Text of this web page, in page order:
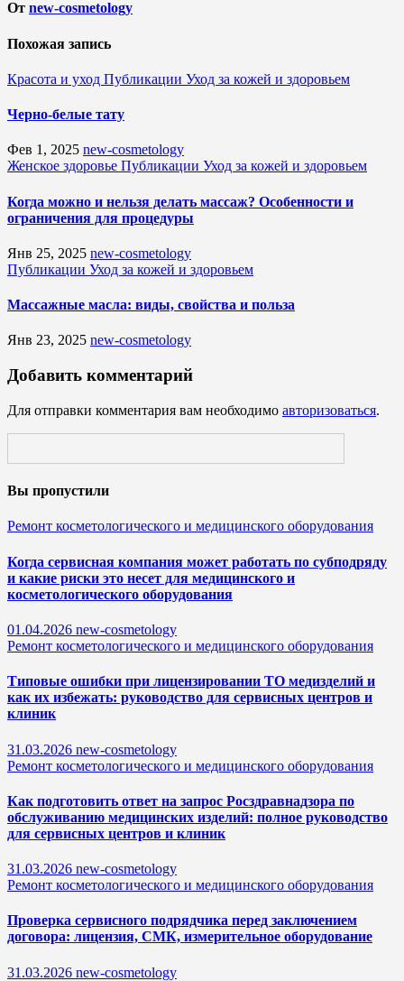
От new-cosmetology
Похожая запись
Красота и уход Публикации Уход за кожей и здоровьем
Черно-белые тату
Фев 1, 2025 new-cosmetology
Женское здоровье Публикации Уход за кожей и здоровьем
Когда можно и нельзя делать массаж? Особенности и
ограничения для процедуры
Янв 25, 2025 new-cosmetology
Публикации Уход за кожей и здоровьем
Массажные масла: виды, свойства и польза
Янв 23, 2025 new-cosmetology
Добавить комментарий
Для отправки комментария вам необходимо авторизоваться.
Вы пропустили
Ремонт косметологического и медицинского оборудования
Когда сервисная компания может работать по субподряду
и какие риски это несет для медицинского и
косметологического оборудования
01.04.2026 new-cosmetology
Ремонт косметологического и медицинского оборудования
Типовые ошибки при лицензировании ТО медизделий и
как их избежать: руководство для сервисных центров и
клиник
31.03.2026 new-cosmetology
Ремонт косметологического и медицинского оборудования
Как подготовить ответ на запрос Росздравнадзора по
обслуживанию медицинских изделий: полное руководство
для сервисных центров и клиник
31.03.2026 new-cosmetology
Ремонт косметологического и медицинского оборудования
Проверка сервисного подрядчика перед заключением
договора: лицензия, СМК, измерительное оборудование
31.03.2026 new-cosmetology